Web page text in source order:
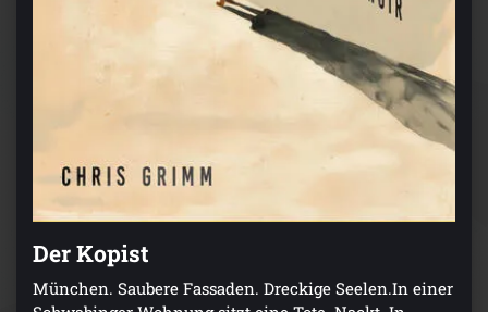
Der Kopist
München. Saubere Fassaden. Dreckige Seelen.In einer